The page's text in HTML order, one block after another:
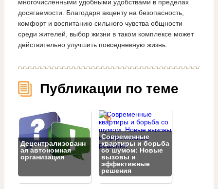
многочисленными удобными удобствами в пределах
досягаемости. Благодаря акценту на безопасность,
комфорт и воспитанию сильного чувства общности
среди жителей, выбор жизни в таком комплексе может
действительно улучшить повседневную жизнь.
Публикации по теме
Децентрализованн
ая автономная
организация
Современные
квартиры и борьба
со шумом: Новые
вызовы и
эффективные
решения